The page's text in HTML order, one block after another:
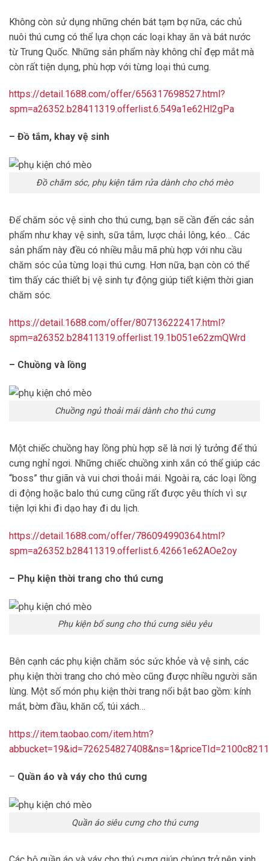
Không còn sử dụng những chén bát tạm bợ nữa, các chủ
nuôi thú cưng có thể lựa chọn các loại khay ăn và bát nước
từ Trung Quốc. Những sản phẩm này không chỉ đẹp mắt mà
còn rất tiện dụng, phù hợp với từng loại thú cưng.
https://detail.1688.com/offer/656317698527.html?
spm=a26352.b28411319.offerlist.6.549a1e62Hl2gPa
– Đồ tắm, khay vệ sinh
Đồ chăm sóc, phụ kiện tắm rửa dành cho chó mèo
Để chăm sóc vệ sinh cho thú cưng, bạn sẽ cần đến các sản
phẩm như khay vệ sinh, sữa tắm, lược chải lông, kéo… Các
sản phẩm này đều có nhiều mẫu mã phù hợp với nhu cầu
chăm sóc của từng loại thú cưng. Hơn nữa, bạn còn có thể
tìm thấy các thiết bị vệ sinh tự động giúp tiết kiệm thời gian
chăm sóc.
https://detail.1688.com/offer/807136222417.html?
spm=a26352.b28411319.offerlist.19.1b051e62zmQWrd
– Chuồng và lồng
Chuồng ngủ thoải mái dành cho thú cưng
Một chiếc chuồng hay lồng phù hợp sẽ là nơi lý tưởng để thú
cưng nghỉ ngơi. Những chiếc chuồng xinh xắn có thể giúp các
“boss” thư giãn và vui chơi thoải mái. Ngoài ra, các loại lồng
di động hoặc balo thú cưng cũng rất được yêu thích vì sự
tiện lợi khi đi dạo hay đi du lịch.
https://detail.1688.com/offer/786094990364.html?
spm=a26352.b28411319.offerlist.6.42661e62AOe2oy
– Phụ kiện thời trang cho thú cưng
Phụ kiện bổ sung cho thú cưng siêu yêu
Bên cạnh các phụ kiện chăm sóc sức khỏe và vệ sinh, các
phụ kiện thời trang cho chó mèo cũng được nhiều người săn
lùng. Một số món phụ kiện thời trang nổi bật bao gồm: kính
mắt, bờm đầu, khăn cổ, túi xách…
https://item.taobao.com/item.htm?
– Quần áo và váy cho thú cưng
Quần áo siêu cưng cho thú cưng